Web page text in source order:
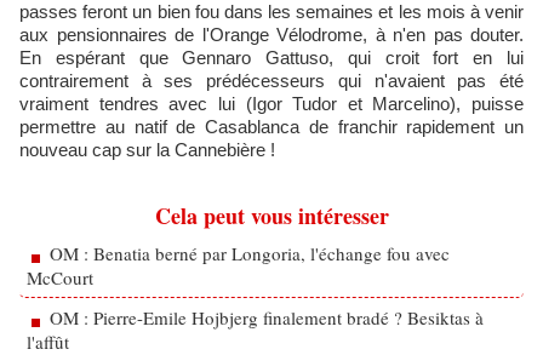
passes feront un bien fou dans les semaines et les mois à venir
aux pensionnaires de l'Orange Vélodrome, à n'en pas douter.
En espérant que Gennaro Gattuso, qui croit fort en lui
contrairement à ses prédécesseurs qui n'avaient pas été
vraiment tendres avec lui (Igor Tudor et Marcelino), puisse
permettre au natif de Casablanca de franchir rapidement un
nouveau cap sur la Cannebière !
Cela peut vous intéresser
OM : Benatia berné par Longoria, l'échange fou avec
McCourt
OM : Pierre-Emile Hojbjerg finalement bradé ? Besiktas à
l'affût